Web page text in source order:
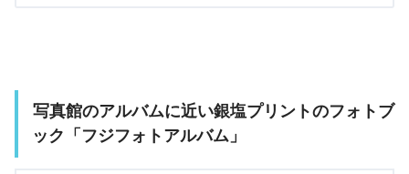
ページ数
10P~40P
写真館のアルバムに近い銀塩プリントのフォトブ
ック「フジフォトアルバム」